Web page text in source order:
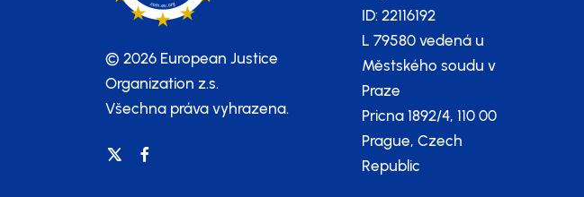
© 2026 European Justice
Organization z.s.
Všechna práva vyhrazena.
ID: 22116192
L 79580 vedená u
Městského soudu v
Praze
Pricna 1892/4, 110 00
Prague, Czech
Republic